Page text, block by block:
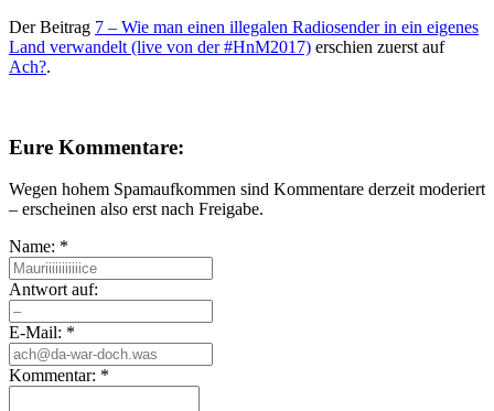
Der Beitrag 7 – Wie man einen illegalen Radiosender in ein eigenes
Land verwandelt (live von der #HnM2017) erschien zuerst auf
Ach?.
Eure Kommentare:
Wegen hohem Spamaufkommen sind Kommentare derzeit moderiert
– erscheinen also erst nach Freigabe.
Name: *
Antwort auf:
E-Mail: *
Kommentar: *